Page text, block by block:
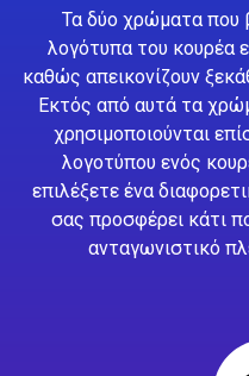
Τα δύο χρώματα που
λογότυπα του κουρέα
καθώς απεικονίζουν
Εκτός από αυτά τα
χρησιμοποιούνται
λογοτύπου ενός
επιλέξετε ένα
σας προσφέρει κάτι
ανταγωνιστικό